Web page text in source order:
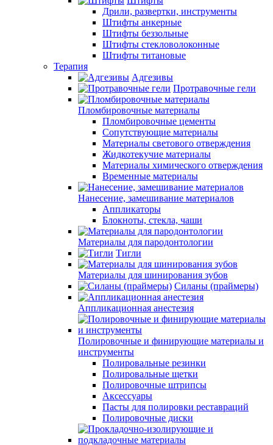
Дрили, развертки, инструменты
Штифты анкерные
Штифты беззольные
Штифты стекловолоконные
Штифты титановые
Терапия
Адгезивы
Протравочные гели
Пломбировочные материалы
Пломбировочные цементы
Сопутствующие материалы
Материалы светового отверждения
Жидкотекучие материалы
Материалы химического отверждения
Временные материалы
Нанесение, замешивание материалов
Аппликаторы
Блокноты, стекла, чаши
Материалы для пародонтологии
Тигли
Материалы для шинирования зубов
Силаны (праймеры)
Аппликационная анестезия
Полировочные и финирующие материалы и
инструменты
Полировальные резинки
Полировальные щетки
Полировочные штрипсы
Аксессуары
Пасты для полировки реставраций
Полировочные диски